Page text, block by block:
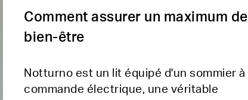
Comment assurer un maximum de
bien-être
Notturno est un lit équipé d'un sommier à
commande électrique, une véritable